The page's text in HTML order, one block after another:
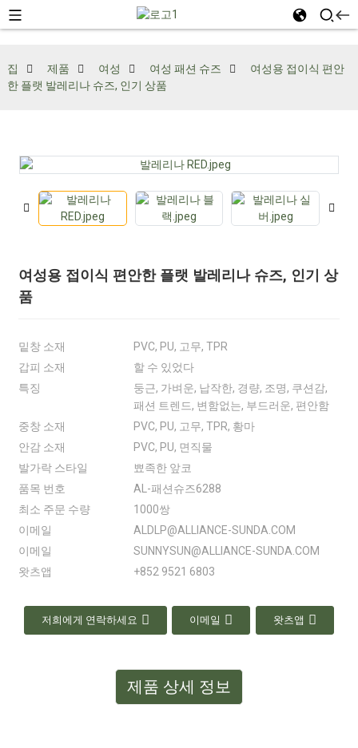
집 제품 여성 여성 패션 슈즈
여성용 접이식 편안
한 플랫 발레리나 슈즈, 인기 상품
여성용 접이식 편안한 플랫 발레리나 슈즈, 인기 상
품
밑창 소재
PVC, PU, ​​고무, TPR
갑피 소재
할 수 있었다
특징
둥근, 가벼운, 납작한, 경량, 조명, 쿠션감,
패션 트렌드, 변함없는, 부드러운, 편안함
중창 소재
PVC, PU, ​​고무, TPR, 황마
안감 소재
PVC, PU, ​​면직물
발가락 스타일
뾰족한 앞코
품목 번호
AL-패션슈즈6288
최소 주문 수량
1000쌍
이메일
ALDLP@ALLIANCE-SUNDA.COM
이메일
SUNNYSUN@ALLIANCE-SUNDA.COM
왓츠앱
+852 9521 6803
저희에게 연락하세요 이메일 왓츠앱
제품 상세 정보